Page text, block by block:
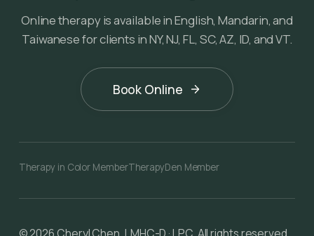
Online therapy is available in English, Mandarin, and
Taiwanese for clients in NY, NJ, FL, SC, AZ, ID, and VT.
Book Online
Therapy in Color MemberTherapyDen Member